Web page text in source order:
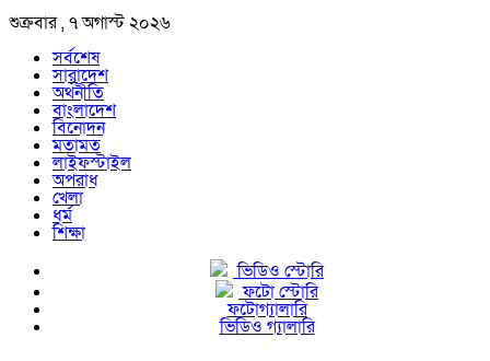
শুক্রবার , ৭ অগাস্ট ২০২৬
সর্বশেষ
সারাদেশ
অর্থনীতি
বাংলাদেশ
বিনোদন
মতামত
লাইফস্টাইল
অপরাধ
খেলা
ধর্ম
শিক্ষা
ভিডিও স্টোরি
ফটো স্টোরি
ফটোগ্যালারি
ভিডিও গ্যালারি